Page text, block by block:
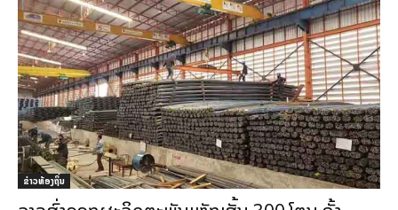
ຂ່າວທ້ອງຖິ່ນ